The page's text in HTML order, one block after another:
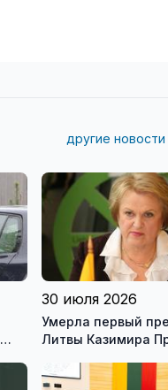
другие
30 июля 2026
Умерла первый
Литвы Казимира